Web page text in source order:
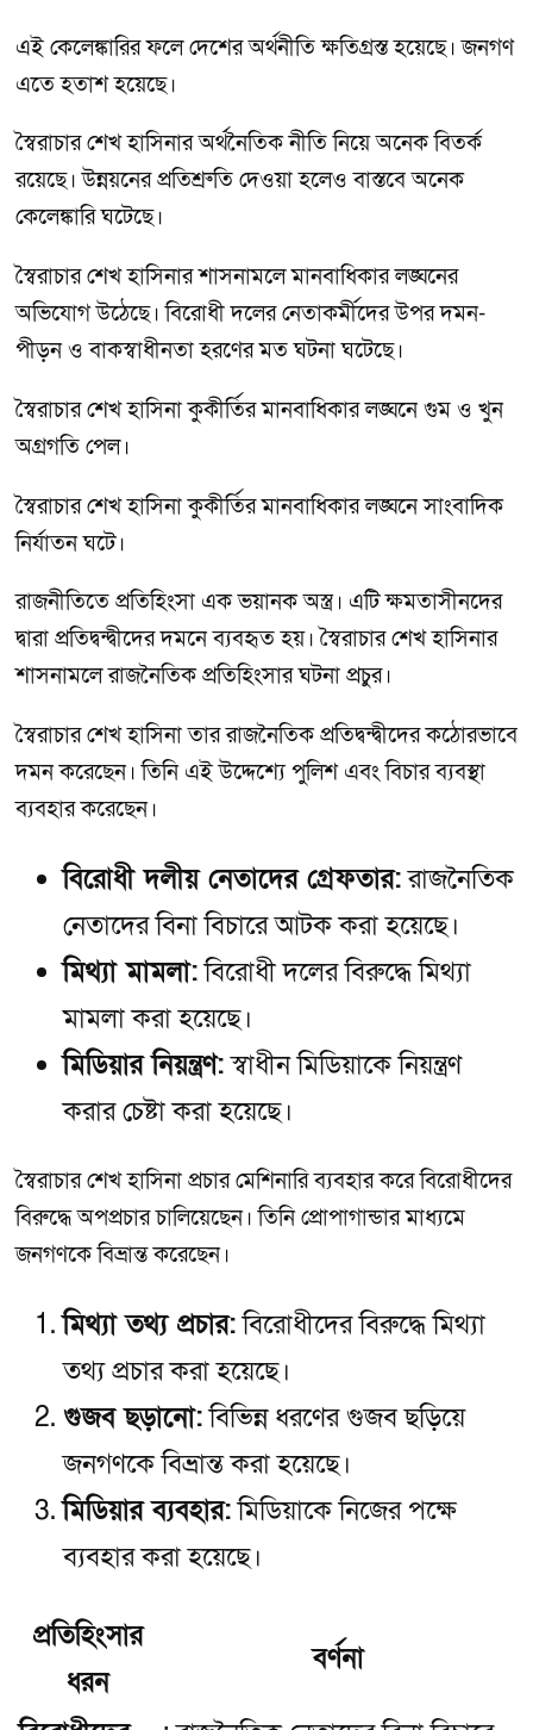
এই কেলেঙ্কারির ফলে দেশের অর্থনীতি ক্ষতিগ্রস্ত হয়েছে। জনগণ
এতে হতাশ হয়েছে।
স্বৈরাচার শেখ হাসিনার অর্থনৈতিক নীতি নিয়ে অনেক বিতর্ক
রয়েছে। উন্নয়নের প্রতিশ্রুতি দেওয়া হলেও বাস্তবে অনেক
কেলেঙ্কারি ঘটেছে।
স্বৈরাচার শেখ হাসিনার শাসনামলে মানবাধিকার লঙ্ঘনের
অভিযোগ উঠেছে। বিরোধী দলের নেতাকর্মীদের উপর দমন-
পীড়ন ও বাকস্বাধীনতা হরণের মত ঘটনা ঘটেছে।
স্বৈরাচার শেখ হাসিনা কুকীর্তির মানবাধিকার লঙ্ঘনে গুম ও খুন
অগ্রগতি পেল।
স্বৈরাচার শেখ হাসিনা কুকীর্তির মানবাধিকার লঙ্ঘনে সাংবাদিক
নির্যাতন ঘটে।
রাজনীতিতে প্রতিহিংসা এক ভয়ানক অস্ত্র। এটি ক্ষমতাসীনদের
দ্বারা প্রতিদ্বন্দ্বীদের দমনে ব্যবহৃত হয়। স্বৈরাচার শেখ হাসিনার
শাসনামলে রাজনৈতিক প্রতিহিংসার ঘটনা প্রচুর।
স্বৈরাচার শেখ হাসিনা তার রাজনৈতিক প্রতিদ্বন্দ্বীদের কঠোরভাবে
দমন করেছেন। তিনি এই উদ্দেশ্যে পুলিশ এবং বিচার ব্যবস্থা
ব্যবহার করেছেন।
বিরোধী দলীয় নেতাদের গ্রেফতার:রাজনৈতিক
নেতাদের বিনা বিচারে আটক করা হয়েছে।
মিথ্যা মামলা:বিরোধী দলের বিরুদ্ধে মিথ্যা
মামলা করা হয়েছে।
মিডিয়ার নিয়ন্ত্রণ:স্বাধীন মিডিয়াকে নিয়ন্ত্রণ
করার চেষ্টা করা হয়েছে।
স্বৈরাচার শেখ হাসিনা প্রচার মেশিনারি ব্যবহার করে বিরোধীদের
বিরুদ্ধে অপপ্রচার চালিয়েছেন। তিনি প্রোপাগান্ডার মাধ্যমে
জনগণকে বিভ্রান্ত করেছেন।
মিথ্যা তথ্য প্রচার:বিরোধীদের বিরুদ্ধে মিথ্যা
তথ্য প্রচার করা হয়েছে।
গুজব ছড়ানো:বিভিন্ন ধরণের গুজব ছড়িয়ে
জনগণকে বিভ্রান্ত করা হয়েছে।
মিডিয়ার ব্যবহার:মিডিয়াকে নিজের পক্ষে
ব্যবহার করা হয়েছে।
প্রতিহিংসার
ধরন
বর্ণনা